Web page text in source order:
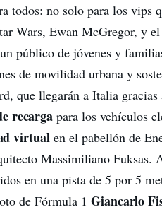
todos: no solo para los vips
Wars, Ewan McGregor, y
público de jóvenes y
de movilidad urbana y
que llegarán a Italia
recarga para los vehículos
virtual en el pabellón de
Massimiliano Fuksas.
en una pista de 5 por 5
de Fórmula 1Giancarlo